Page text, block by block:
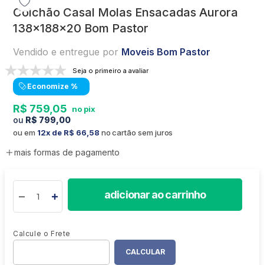
Colchão Casal Molas Ensacadas Aurora
138x188x20 Bom Pastor
Vendido e entregue por Moveis Bom Pastor
Seja o primeiro a avaliar
Economize %
R$ 759 05
R$ 799,00
ou em 12 R$ 66 58 no cartão sem juros
mais formas de pagamento
adicionar ao carrinho